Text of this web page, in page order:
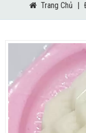
Trang Chủ |